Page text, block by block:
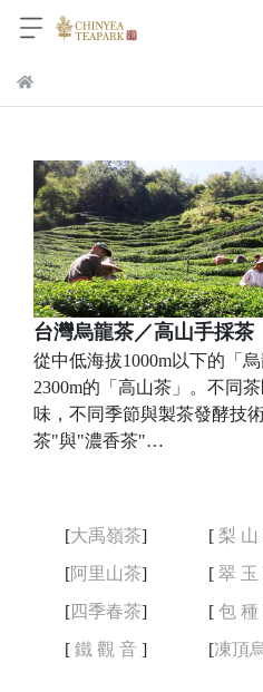
台灣烏龍茶／高山手採茶
從中低海拔1000m以下的「
2300m的「高山茶」。不同
味，不同季節與製茶發酵技
茶"與"濃香茶"…
[大禹嶺茶] [ 梨 山
[阿里山茶] [ 翠 玉
[四季春茶] [ 包 種
[ 鐵 觀 音 ] [凍頂